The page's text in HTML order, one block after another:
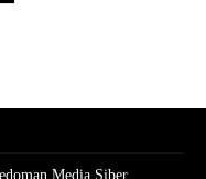
Media Siber